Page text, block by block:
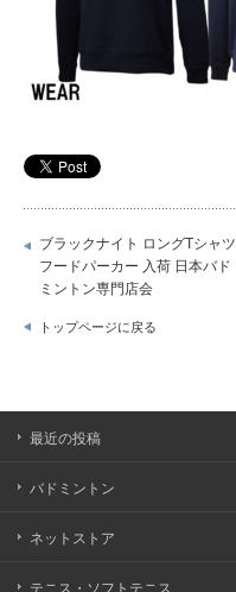
ブラックナイト ロングTシャツ
フードパーカー 入荷 日本バド
ミントン専門店会
トップページに戻る
最近の投稿
バドミントン
ネットストア
テニス・ソフトテニス